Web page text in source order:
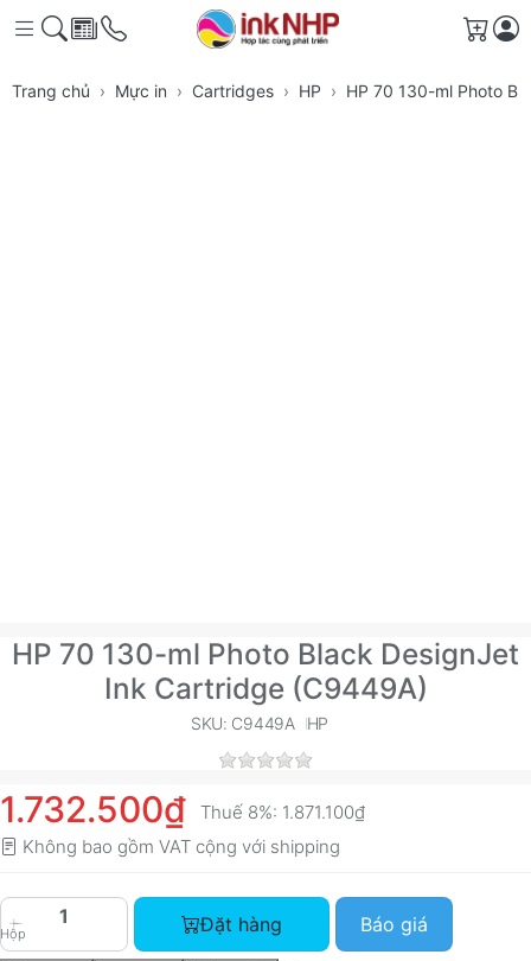
Giỏ
Trang chủ Mực in Cartridges HP HP 70 130-ml Photo
HP 70 130-ml Photo Black DesignJet
Ink Cartridge (C9449A)
SKU: C9449A HP
1.732.500₫ Thuế 8%: 1.871.100₫
Không bao gồm VAT cộng với shipping
Hộp
HP 70 130-ml Photo Black DesignJet Ink
Đặt hàng Báo giá